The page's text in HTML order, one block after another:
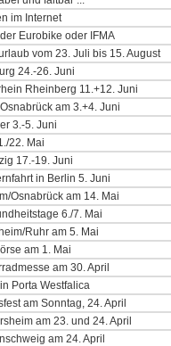
im Internet
Eurobike oder IFMA
vom 23. Juli bis 15. August
24.-26. Juni
Rheinberg 11.+12. Juni
am 3.+4. Juni
3.-5. Juni
22. Mai
17.-19. Juni
in Berlin 5. Juni
Osnabrück am 14. Mai
6./7. Mai
Ruhr am 5. Mai
am 1. Mai
am 30. April
Porta Westfalica
am Sonntag, 24. April
am 23. und 24. April
am 24. April